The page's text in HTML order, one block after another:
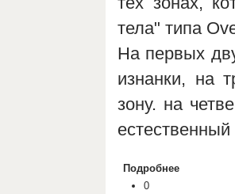
тела" типа
На первых
изнанки, на
зону. на
Подробнее
0